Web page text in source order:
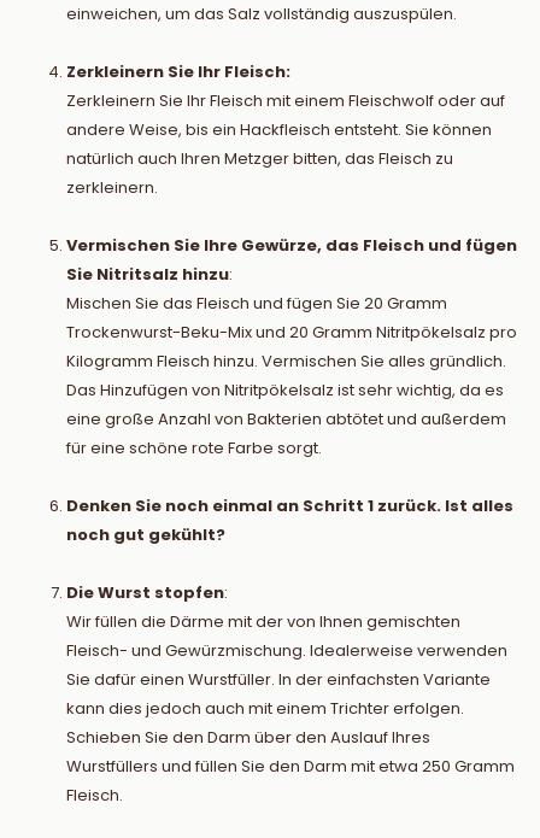
einweichen, um das Salz vollständig auszuspülen.
Zerkleinern Sie Ihr Fleisch:
Zerkleinern Sie Ihr Fleisch mit einem Fleischwolf oder auf
andere Weise, bis ein Hackfleisch entsteht. Sie können
natürlich auch Ihren Metzger bitten, das Fleisch zu
zerkleinern.
Vermischen Sie Ihre Gewürze, das Fleisch und fügen
Sie Nitritsalz hinzu:
Mischen Sie das Fleisch und fügen Sie 20 Gramm
Trockenwurst-Beku-Mix und 20 Gramm Nitritpökelsalz pro
Kilogramm Fleisch hinzu. Vermischen Sie alles gründlich.
Das Hinzufügen von Nitritpökelsalz ist sehr wichtig, da es
eine große Anzahl von Bakterien abtötet und außerdem
für eine schöne rote Farbe sorgt.
Denken Sie noch einmal an Schritt 1 zurück. Ist alles
noch gut gekühlt?
Die Wurst stopfen:
Wir füllen die Därme mit der von Ihnen gemischten
Fleisch- und Gewürzmischung. Idealerweise verwenden
Sie dafür einen Wurstfüller. In der einfachsten Variante
kann dies jedoch auch mit einem Trichter erfolgen.
Schieben Sie den Darm über den Auslauf Ihres
Wurstfüllers und füllen Sie den Darm mit etwa 250 Gramm
Fleisch.